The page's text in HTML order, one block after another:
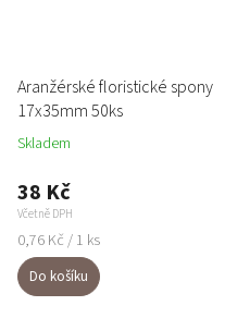
Aranžérské floristické spony
17x35mm 50ks
Skladem
38 Kč
Včetně DPH
Měrná
cena:
0,76 Kč / 1 ks
Do košíku